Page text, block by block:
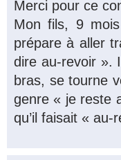
Merci pour ce
Mon fils, 9
prépare à aller
dire au-revoir ».
bras, se tourne
genre « je reste
qu’il faisait «